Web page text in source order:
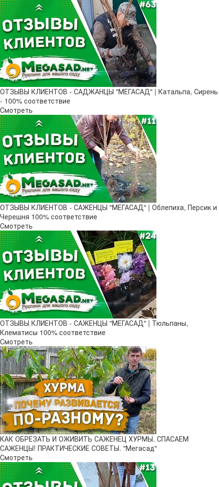
ОТЗЫВЫ КЛИЕНТОВ - САДЖАНЦЫ "МЕГАСАД" | Катальпа, Сирень
- 100% соответствие
Смотреть
ОТЗЫВЫ КЛИЕНТОВ - САЖЕНЦЫ "МЕГАСАД" | Облепиха, Персик и
Черешня 100% соответствие
Смотреть
ОТЗЫВЫ КЛИЕНТОВ - САЖЕНЦЫ "МЕГАСАД" | Тюльпаны,
Клематисы 100% соответствие
Смотреть
КАК ОБРЕЗАТЬ И ОЖИВИТЬ САЖЕНЕЦ ХУРМЫ. СПАСАЕМ
САЖЕНЦЫ! ПРАКТИЧЕСКИЕ СОВЕТЫ. "Мегасад"
Смотреть